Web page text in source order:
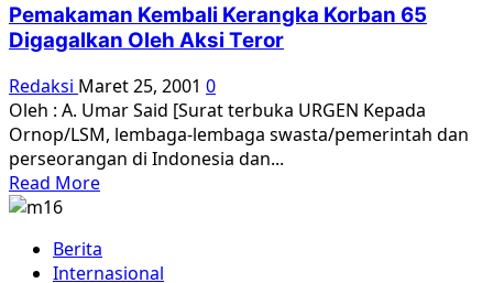
kepada
Keith
Pemakaman Kembali Kerangka Korban 65
Digagalkan Oleh Aksi Teror
Redaksi Maret 25, 2001 0
Oleh : A. Umar Said [Surat terbuka URGEN Kepada
Ornop/LSM, lembaga-lembaga swasta/pemerintah dan
perseorangan di Indonesia dan...
Read MoreRead
Pemakaman
Kembali
Berita
Internasional